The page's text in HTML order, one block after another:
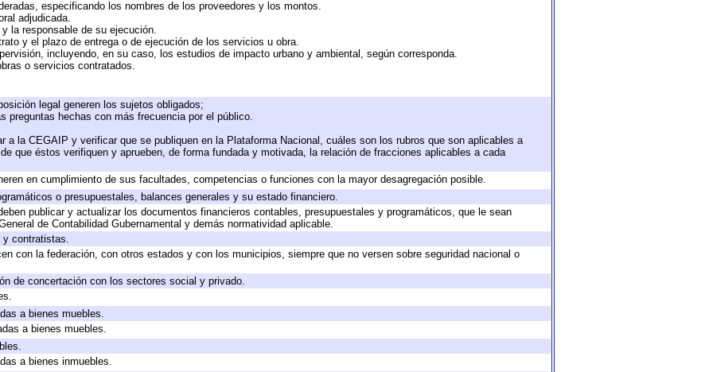
especificando los nombres de los proveedores y los montos.
adjudicada.
la responsable de su ejecución.
y el plazo de entrega o de ejecución de los servicios u obra.
incluyendo, en su caso, los estudios de impacto urbano y ambiental, según corresponda.
o servicios contratados.
legal generen los sujetos obligados;
preguntas hechas con más frecuencia por el público.
a la CEGAIP y verificar que se publiquen en la Plataforma Nacional, cuáles son los rubros que son aplicables a
que éstos verifiquen y aprueben, de forma fundada y motivada, la relación de fracciones aplicables a cada
en cumplimiento de sus facultades, competencias o funciones con la mayor desagregación posible.
o presupuestales, balances generales y su estado financiero.
publicar y actualizar los documentos financieros contables, presupuestales y programáticos, que le sean
de Contabilidad Gubernamental y demás normatividad aplicable.
y contratistas.
con la federación, con otros estados y con los municipios, siempre que no versen sobre seguridad nacional o
de concertación con los sectores social y privado.
a bienes muebles.
a bienes muebles.
a bienes inmuebles.